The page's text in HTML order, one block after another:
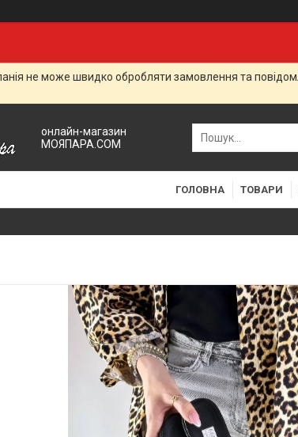
не може швидко обробляти замовлення та
онлайн-магазин
МОЯПАРА.COM
ГОЛОВНА ТОВАРИ